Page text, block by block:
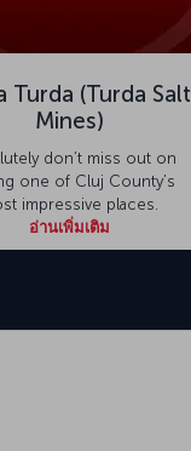
Turda (Turda Salt
Mines)
don’t miss out on
one of Cluj County’s
impressive places.
อ่านเพิ่มเติม